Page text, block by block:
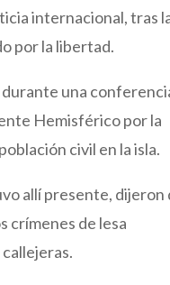
internacional, tras
por la libertad.
una
Hemisférico por la
civil en la isla.
allí presente, dijeron
crímenes de lesa